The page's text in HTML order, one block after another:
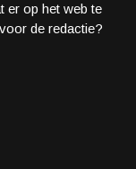
er op het web te
de redactie?